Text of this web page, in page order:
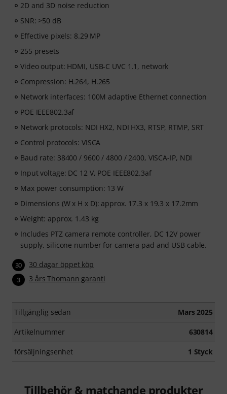
2D and 3D noise reduction
SNR: >50 dB
Effective pixels: 8.29 MP
255 presets
Video output: HDMI, USB-C UVC 1.1, network
Compression: H.264, H.265
Network interfaces: 100M adaptive Ethernet connection
POE IEEE802.3af
Network protocols: NDI HX2, NDI HX3, RTSP, RTMP, SRT
Control protocols: VISCA
Baud rate: 38400 / 9600 / 4800 / 2400, VISCA-IP, NDI
Input voltage: DC 12 V, POE IEEE802.3af
Max power consumption: 13 W
Dimensions (W x H x D): approx. 17.3 x 19.3 x 17.2mm
Weight: approx. 1.43 kg
Includes PTZ camera remote controller, DC 12V power
supply, silicone number for camera pad and USB cable.
30 30 dagar öppet köp
3 3 års Thomann garanti
Tillgänglig sedan Mars 2025
Artikelnummer 630814
försäljningsenhet 1 Styck
Tillbehör & matchande produkter